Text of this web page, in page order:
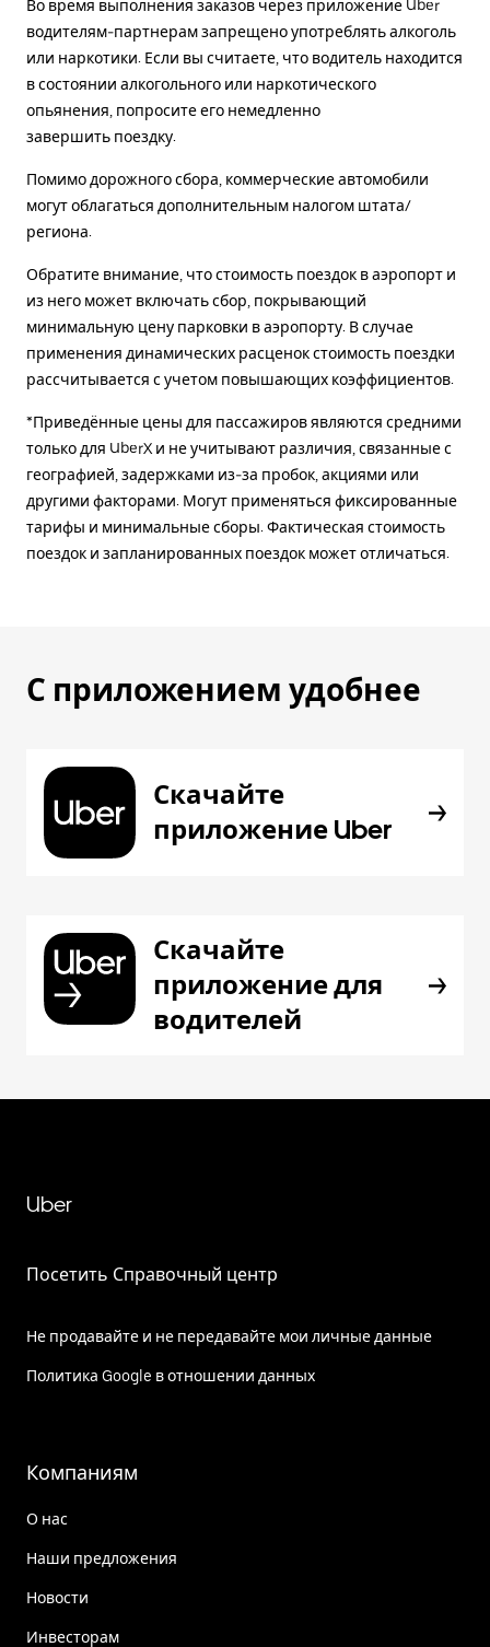
Во время выполнения заказов через приложение Uber
водителям-партнерам запрещено употреблять алкоголь
или наркотики. Если вы считаете, что водитель находится
в состоянии алкогольного или наркотического
опьянения, попросите его немедленно
завершить поездку.
Помимо дорожного сбора, коммерческие автомобили
могут облагаться дополнительным налогом штата/
региона.
Обратите внимание, что стоимость поездок в аэропорт и
из него может включать сбор, покрывающий
минимальную цену парковки в аэропорту. В случае
применения динамических расценок стоимость поездки
рассчитывается с учетом повышающих коэффициентов.
*Приведённые цены для пассажиров являются средними
только для UberX и не учитывают различия, связанные с
географией, задержками из-за пробок, акциями или
другими факторами. Могут применяться фиксированные
тарифы и минимальные сборы. Фактическая стоимость
поездок и запланированных поездок может отличаться.
С приложением удобнее
Скачайте
приложение Uber
Скачайте
приложение для
водителей
Uber
Посетить Справочный центр
Не продавайте и не передавайте мои личные данные
Политика Google в отношении данных
Компаниям
О нас
Наши предложения
Новости
Инвесторам